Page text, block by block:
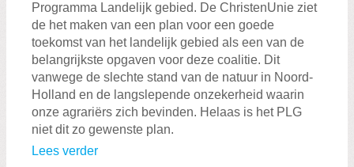
Programma Landelijk gebied. De ChristenUnie ziet
de het maken van een plan voor een goede
toekomst van het landelijk gebied als een van de
belangrijkste opgaven voor deze coalitie. Dit
vanwege de slechte stand van de natuur in Noord-
Holland en de langslepende onzekerheid waarin
onze agrariërs zich bevinden. Helaas is het PLG
niet dit zo gewenste plan.
Lees verder